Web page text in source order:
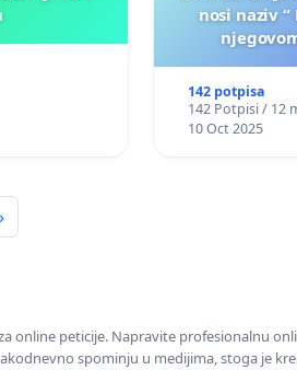
nosi naziv “
142 potpisa
142 Potpisi / 12
10 Oct 2025
online peticije. Napravite profesionalnu
spominju u medijima, stoga je